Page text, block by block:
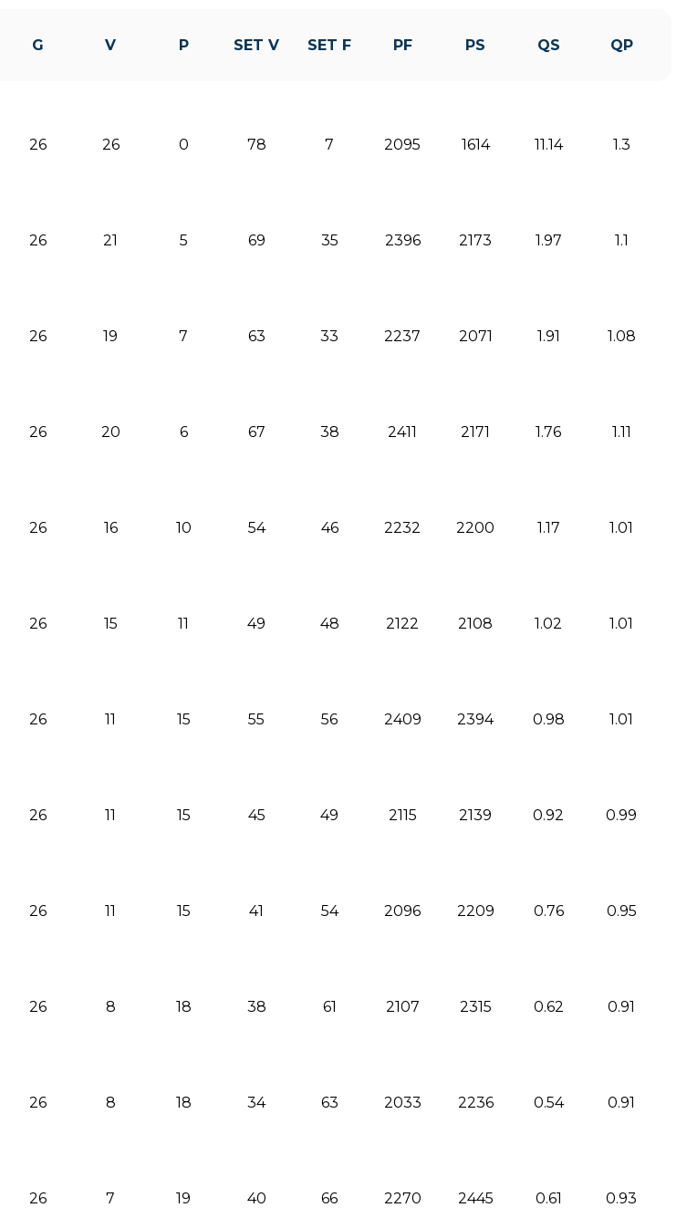
G V P SET V SET F PF PS QS QP
26 26 0 78 7 2095 1614 11.14 1.3
26 21 5 69 35 2396 2173 1.97 1.1
26 19 7 63 33 2237 2071 1.91 1.08
26 20 6 67 38 2411 2171 1.76 1.11
26 16 10 54 46 2232 2200 1.17 1.01
26 15 11 49 48 2122 2108 1.02 1.01
26 11 15 55 56 2409 2394 0.98 1.01
26 11 15 45 49 2115 2139 0.92 0.99
26 11 15 41 54 2096 2209 0.76 0.95
26 8 18 38 61 2107 2315 0.62 0.91
26 8 18 34 63 2033 2236 0.54 0.91
26 7 19 40 66 2270 2445 0.61 0.93